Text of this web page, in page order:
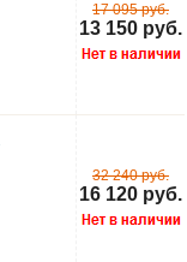
17 095 руб.
13 150 руб.
32 240 руб.
16 120 руб.